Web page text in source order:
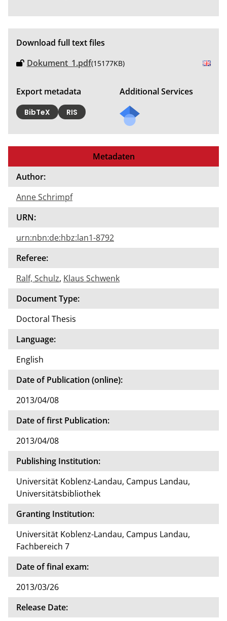
Download full text files
Dokument_1.pdf(15177KB)
Export metadata
BibTeX RIS
Additional Services
Metadaten
Author:
Anne Schrimpf
URN:
urn:nbn:de:hbz:lan1-8792
Referee:
Ralf, Schulz, Klaus Schwenk
Document Type:
Doctoral Thesis
Language:
English
Date of Publication (online):
2013/04/08
Date of first Publication:
2013/04/08
Publishing Institution:
Universität Koblenz-Landau, Campus Landau,
Universitätsbibliothek
Granting Institution:
Universität Koblenz-Landau, Campus Landau,
Fachbereich 7
Date of final exam:
2013/03/26
Release Date: